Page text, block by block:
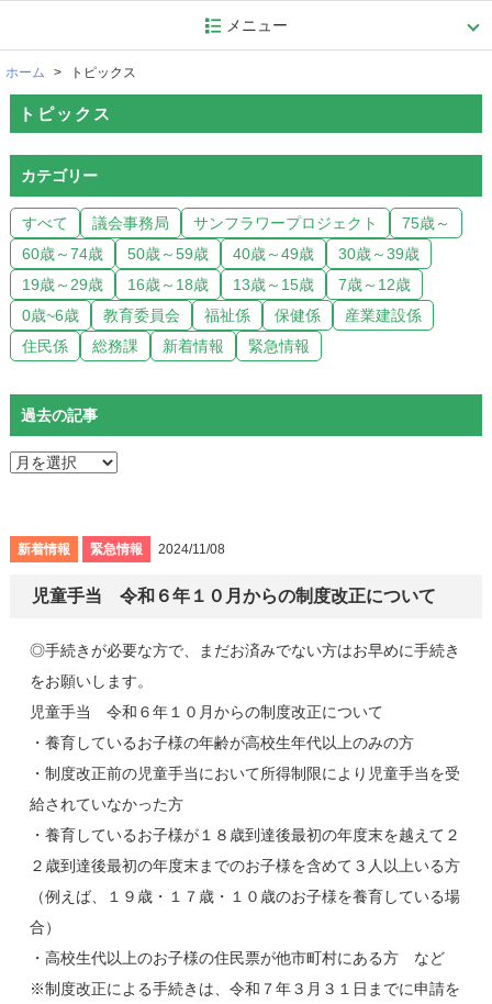
メニュー
ホーム トピックス
トピックス
カテゴリー
すべて 議会事務局 サンフラワープロジェクト
75歳～
60歳～74歳
50歳～59歳 40歳～49歳
30歳～39歳
19歳～29歳
16歳～18歳 13歳～15歳
7歳～12歳
0歳~6歳
教育委員会 福祉係 保健係
産業建設係
住民係
総務課 新着情報 緊急情報
過去の記事
新着情報 緊急情報 2024/11/08
児童手当 令和６年１０月からの制度改正について
◎手続きが必要な方で、まだお済みでない方はお早めに手続き
をお願いします。
児童手当 令和６年１０月からの制度改正について
・養育しているお子様の年齢が高校生年代以上のみの方
・制度改正前の児童手当において所得制限により児童手当を受
給されていなかった方
・養育しているお子様が１８歳到達後最初の年度末を越えて２
２歳到達後最初の年度末までのお子様を含めて３人以上いる方
（例えば、１９歳・１７歳・１０歳のお子様を養育している場
合）
・高校生代以上のお子様の住民票が他市町村にある方 など
※制度改正による手続きは、令和７年３月３１日までに申請を